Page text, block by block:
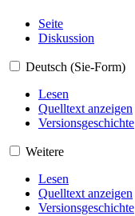
Seite
Diskussion
Deutsch (Sie-Form)
Lesen
Quelltext anzeigen
Versionsgeschichte
Weitere
Lesen
Quelltext anzeigen
Versionsgeschichte